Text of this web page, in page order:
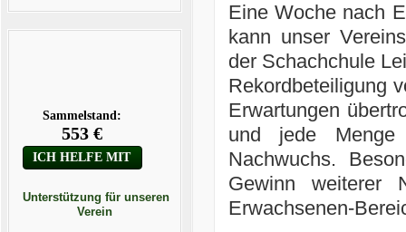
Unterstützung für unseren
Verein
Eine Woche nach
kann unser
der Schachchule
Rekordbeteiligung
Erwartungen
und jede
Nachwuchs.
Gewinn weiterer
Erwachsenen-